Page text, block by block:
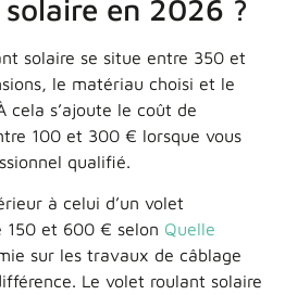
en 2026 ?
solaire se situe entre 350 et
le matériau choisi et le
cela s’ajoute le coût de
100 et 300 € lorsque vous
qualifié.
à celui d’un volet
150 et 600 € selon Quelle
sur les travaux de câblage
Le volet roulant solaire